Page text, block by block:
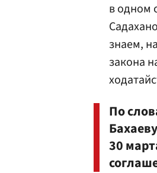
в одном
знаем,
закона
По
30